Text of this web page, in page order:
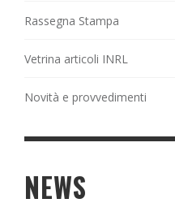
Rassegna Stampa
Vetrina articoli INRL
Novità e provvedimenti
NEWS